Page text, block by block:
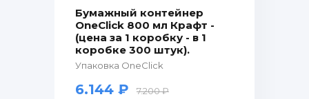
Бумажный контейнер
OneClick 800 мл Крафт -
(цена за 1 коробку - в 1
коробке 300 штук).
Упаковка OneClick
6.144 ₽ 7.200 ₽